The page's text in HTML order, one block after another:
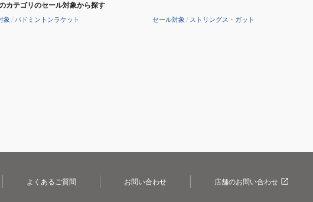
カテゴリのセール対象から探す
象 /バドミントンラケット セール対象 / ストリングス・ガット
よくあるご質問 お問い合わせ 店舗のお問い合わせ